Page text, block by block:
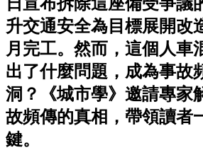
升交通安全為目標展開改
月完工。然而，這個人車
出了什麼問題，成為事故
洞？《城市學》邀請專家
故頻傳的真相，帶領讀者
鍵。